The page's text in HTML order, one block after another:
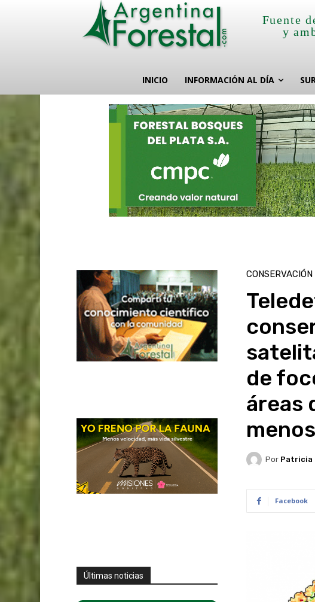
Fuente
y
INICIO INFORMACIÓN AL DÍA
Últimas noticias
CONSERVACIÓN
de
áreas
Por Patricia
Facebook